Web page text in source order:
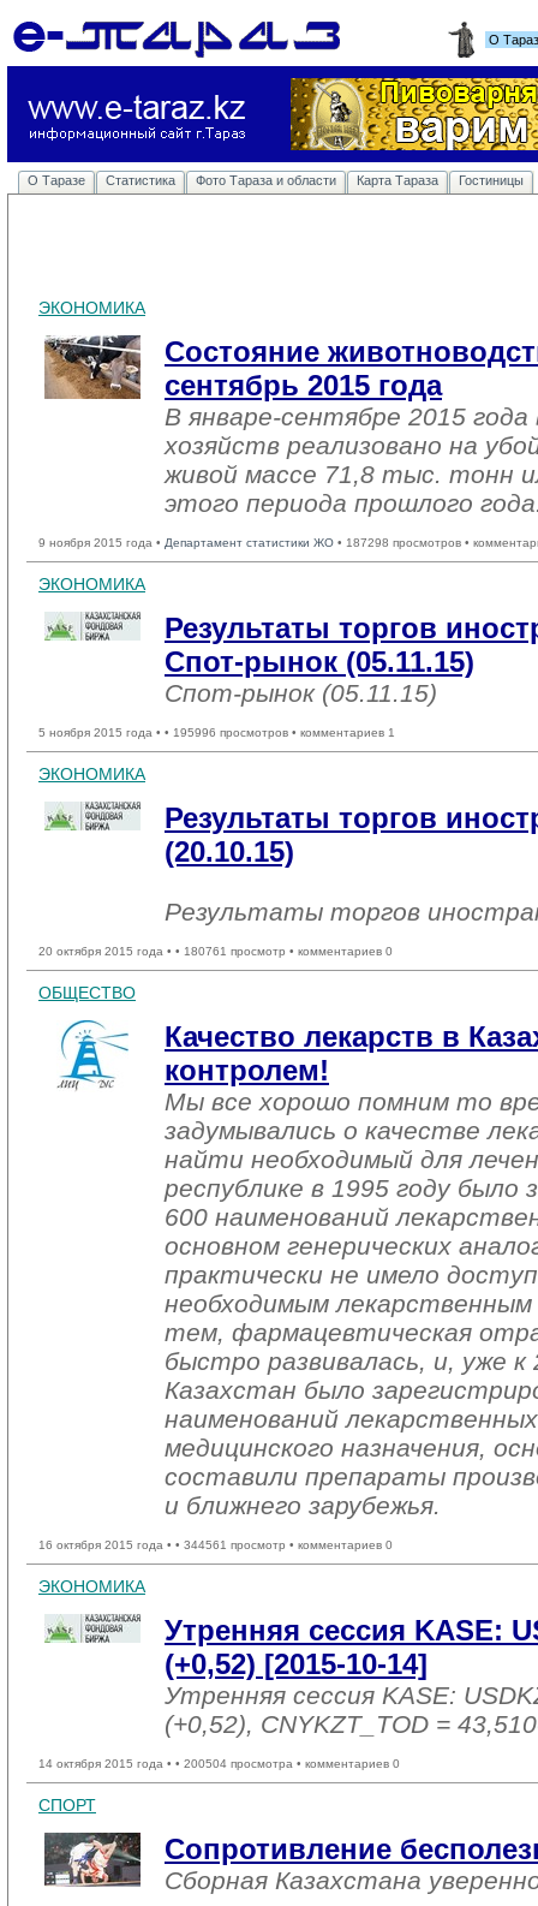
О
О Таразе Статистика Фото Тараза и области Карта Тараза Гостиницы
ЭКОНОМИКА
Состояние
сентябрь 2015 года
В январе-сентябре 2015 года
хозяйств реализовано на
живой массе 71,8 тыс. тонн
этого периода прошлого
9 ноября 2015 года • Департамент статистики ЖО • 187298 просмотров •
ЭКОНОМИКА
Результаты торгов
Спот-рынок (05.11.15)
Спот-рынок (05.11.15)
5 ноября 2015 года • • 195996 просмотров • комментариев 1
ЭКОНОМИКА
Результаты торгов
(20.10.15)
Результаты торгов
20 октября 2015 года • • 180761 просмотр • комментариев 0
ОБЩЕСТВО
Качество лекарств в
контролем!
Мы все хорошо помним то
задумывались о качестве
найти необходимый для
республике в 1995 году было
600 наименований
основном генерических
практически не имело
необходимым
тем, фармацевтическая
быстро развивалась, и, уже к
Казахстан было
наименований
медицинского назначения,
составили препараты
и ближнего зарубежья.
16 октября 2015 года • • 344561 просмотр • комментариев 0
ЭКОНОМИКА
Утренняя сессия KASE:
(+0,52) [2015-10-14]
Утренняя сессия KASE:
(+0,52), CNYKZT_TOD =
14 октября 2015 года • • 200504 просмотра • комментариев 0
СПОРТ
Сопротивление
Сборная Казахстана